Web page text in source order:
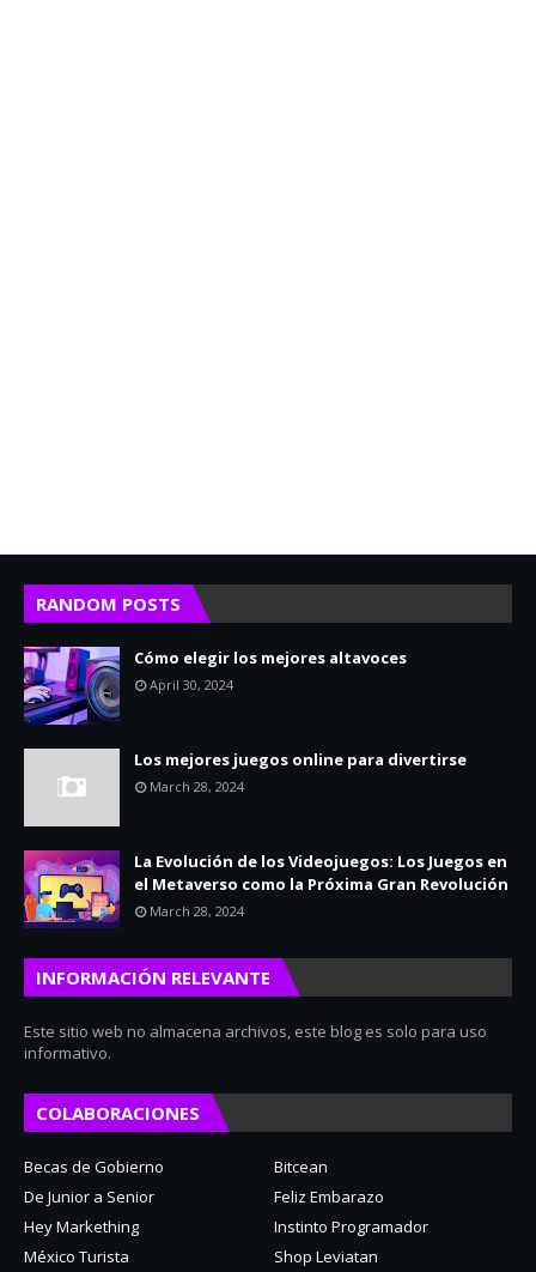
RANDOM POSTS
Cómo elegir los mejores altavoces
April 30, 2024
Los mejores juegos online para divertirse
March 28, 2024
La Evolución de los Videojuegos: Los Juegos en
el Metaverso como la Próxima Gran Revolución
March 28, 2024
INFORMACIÓN RELEVANTE
Este sitio web no almacena archivos, este blog es solo para uso
informativo.
COLABORACIONES
Becas de Gobierno
Bitcean
De Junior a Senior
Feliz Embarazo
Hey Markething
Instinto Programador
México Turista
Shop Leviatan